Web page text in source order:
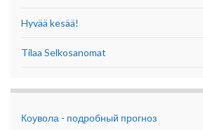
Hyvää kesää!
Tilaa Selkosanomat
Коувола - подробный прогноз